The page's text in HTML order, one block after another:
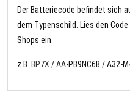
Der Batteriecode befindet sich
dem Typenschild. Lies den
Shops ein.
z.B. BP7X / AA-PB9NC6B / A32-